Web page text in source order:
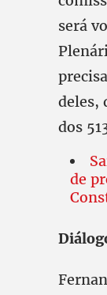
será
deles,
dos
de